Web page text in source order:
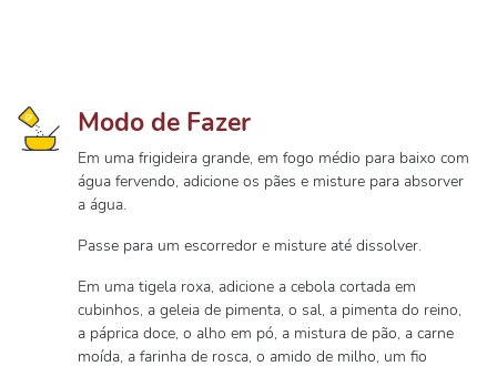
Modo de Fazer
Em uma frigideira grande, em fogo médio para baixo com
água fervendo, adicione os pães e misture para absorver
a água.
Passe para um escorredor e misture até dissolver.
Em uma tigela roxa, adicione a cebola cortada em
cubinhos, a geleia de pimenta, o sal, a pimenta do reino,
a páprica doce, o alho em pó, a mistura de pão, a carne
moída, a farinha de rosca, o amido de milho, um fio